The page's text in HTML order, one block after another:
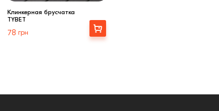
Клинкерная брусчатка
TYBET
78 грн
Выбрать